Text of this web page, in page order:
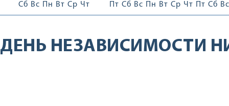
Сб Вс Пн Вт Ср Чт
Пт Сб Вс Пн Вт Ср Чт Пт Сб Вс
ДЕНЬ НЕЗАВИСИМОСТИ